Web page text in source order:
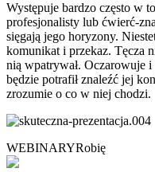
Występuje bardzo często w
profesjonalisty lub ćwierć-
sięgają jego horyzony.
komunikat i przekaz. Tęcza
nią wpatrywał. Oczarowuje i
będzie potrafił znaleźć jej
zrozumie o co w niej chodzi.
WEBINARYRobię